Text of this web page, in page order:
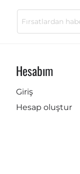
Hesabım
Giriş
Hesap oluştur